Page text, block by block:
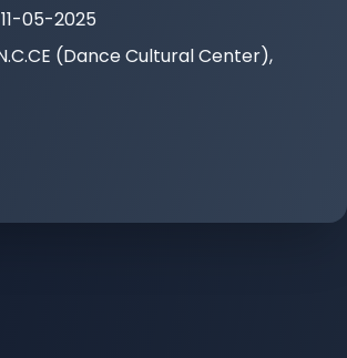
05-2025
(Dance Cultural Center),